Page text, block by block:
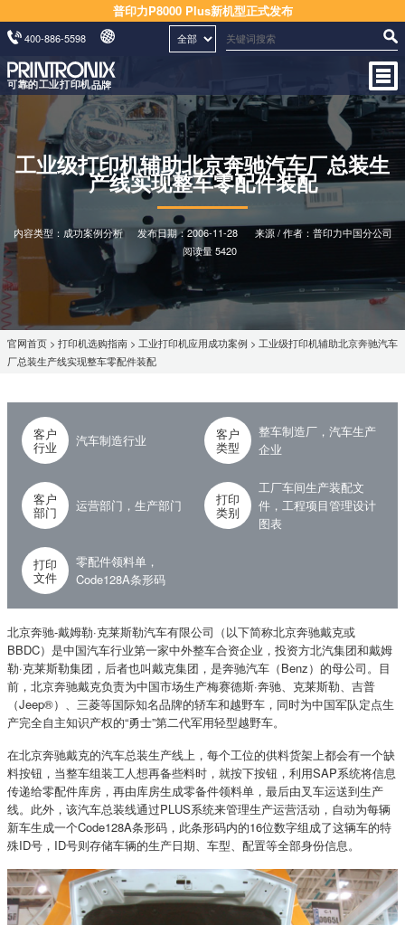
普印力P8000 Plus新机型正式发布
400-886-5598
工业级打印机辅助北京奔驰汽车厂总装生
产线实现整车零配件装配
内容类型：成功案例分析 发布日期：2006-11-28
来源 / 作者：普印力中国分公司
阅读量 5420
官网首页 > 打印机选购指南 > 工业打印机应用成功案例 > 工业级打印机辅助北京奔驰汽车
厂总装生产线实现整车零配件装配
客户
行业 汽车制造行业 客户
类型
整车制造厂，汽车生产
企业
客户
部门 运营部门，生产部门 打印
类别
工厂车间生产装配文
件，工程项目管理设计
图表
打印
文件
零配件领料单，
Code128A条形码
北京奔驰-戴姆勒·克莱斯勒汽车有限公司（以下简称北京奔驰戴克或
BBDC）是中国汽车行业第一家中外整车合资企业，投资方北汽集团和戴姆
勒·克莱斯勒集团，后者也叫戴克集团，是奔驰汽车（Benz）的母公司。目
前，北京奔驰戴克负责为中国市场生产梅赛德斯·奔驰、克莱斯勒、吉普
（Jeep®）、三菱等国际知名品牌的轿车和越野车，同时为中国军队定点生
产完全自主知识产权的“勇士”第二代军用轻型越野车。
在北京奔驰戴克的汽车总装生产线上，每个工位的供料货架上都会有一个缺
料按钮，当整车组装工人想再备些料时，就按下按钮，利用SAP系统将信息
传递给零配件库房，再由库房生成零备件领料单，最后由叉车运送到生产
线。此外，该汽车总装线通过PLUS系统来管理生产运营活动，自动为每辆
新车生成一个Code128A条形码，此条形码内的16位数字组成了这辆车的特
殊ID号，ID号则存储车辆的生产日期、车型、配置等全部身份信息。